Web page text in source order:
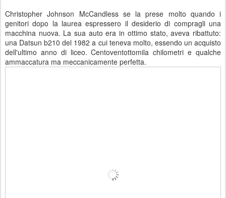
Christopher Johnson McCandless se la prese molto quando i
genitori dopo la laurea espressero il desiderio di compragli una
macchina nuova. La sua auto era in ottimo stato, aveva ribattuto:
una Datsun b210 del 1982 a cui teneva molto, essendo un acquisto
dell'ultimo anno di liceo. Centoventottomila chilometri e qualche
ammaccatura ma meccanicamente perfetta.